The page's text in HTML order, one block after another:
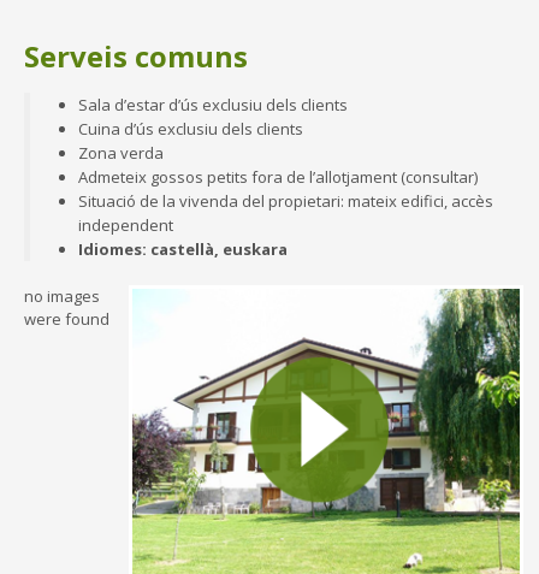
Serveis comuns
Sala d’estar d’ús exclusiu dels clients
Cuina d’ús exclusiu dels clients
Zona verda
Admeteix gossos petits fora de l’allotjament (consultar)
Situació de la vivenda del propietari: mateix edifici, accès
independent
Idiomes: castellà, euskara
no images
were found